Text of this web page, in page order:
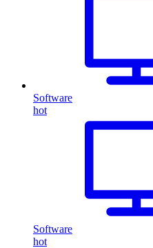
Software
hot
Software
hot